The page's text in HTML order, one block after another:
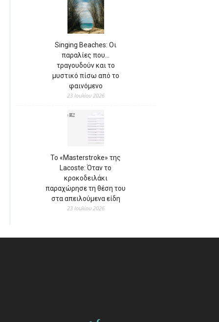
Singing Beaches: Οι
παραλίες που…
τραγουδούν και το
μυστικό πίσω από το
φαινόμενο
23 Ιουλίου 2026
Το «Masterstroke» της
Lacoste: Όταν το
κροκοδειλάκι
παραχώρησε τη θέση του
στα απειλούμενα είδη
23 Ιουλίου 2026